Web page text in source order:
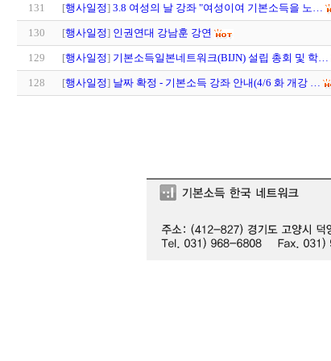
131 [행사일정] 3.8 여성의 날 강좌 "여성이여 기본소득을 노…
130 [행사일정] 인권연대 강남훈 강연
129 [행사일정] 기본소득일본네트워크(BIJN) 설립 총회 및 학…
128 [행사일정] 날짜 확정 - 기본소득 강좌 안내(4/6 화 개강 …